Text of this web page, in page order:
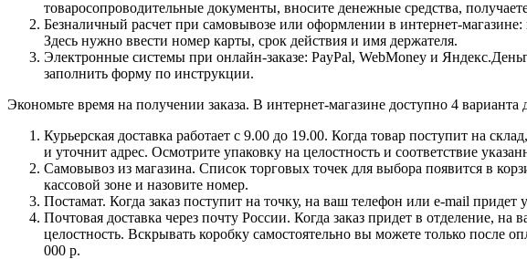
товаросопроводительные документы, вносите денежные средства,
Безналичный расчет при самовывозе или оформлении в интернет-
Здесь нужно ввести номер карты, срок действия и имя держателя.
Электронные системы при онлайн-заказе: PayPal, WebMoney и
заполнить форму по инструкции.
Экономьте время на получении заказа. В интернет-магазине доступно 4 варианта
Курьерская доставка работает с 9.00 до 19.00. Когда товар поступит на
и уточнит адрес. Осмотрите упаковку на целостность и соответствие
Самовывоз из магазина. Список торговых точек для выбора появится в
кассовой зоне и назовите номер.
Постамат. Когда заказ поступит на точку, на ваш телефон или e-mail
Почтовая доставка через почту России. Когда заказ придет в отделение,
целостность. Вскрывать коробку самостоятельно вы можете только после
000 р.